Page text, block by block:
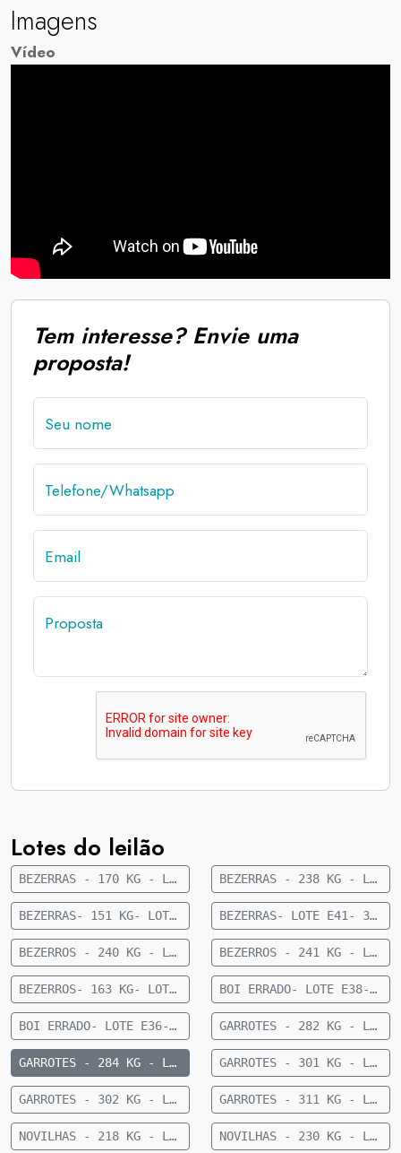
Imagens
Vídeo
Tem interesse? Envie uma
proposta!
Seu nome
Telefone/Whatsapp
Email
Proposta
Lotes do leilão
BEZERRAS - 170 KG - LOTE E05 - 41 FÊMEAS NELORE 8 A 10 MESES - 170 KG - 35 KM DE CAMAPUÃ BEZERRAS - 238 KG - LOTE E35- 24 FÊMEAS 1/2 CRUZAMENTO INDUSTRIAL 9 MESES- 238 KG- 56 KM DE FIGUEIRÃO
BEZERRAS- 151 KG- LOTE E62- 36 FEMEAS NELORE- 8 A 10 MESES- 151 KG- 70 KM DE CAMAPUA SENTIDO PARAISO DAS AGUAS BEZERRAS- LOTE E41- 30 FÊMEAS NELORE 10 A 12 MESES- 192 KG- 84 KM DE CAMAPUÃ
BEZERROS - 240 KG - LOTE E34- 36 MACHOS 1/2 SANGUE CRUZAMENTO INDUSTRIAL 9 MESES- 240 KG- 56 KM DE FIGUEIRÃO BEZERROS - 241 KG - LOTE E96 - 36 MACHOS SENDO 11 ANGUS E 25 NELORE - 8 A 10 MESES - 241 KG - 77 KM DE CAMAPUÃ SENTIDO PARAÍSO DAS ÁGUAS
BEZERROS- 163 KG- LOTE E23- 45 MACHOS NELORE- 8 A 10 MESES- 163 KG- 70 KM DE CAMAPUA SENTIDO PARAISO DAS AGUAS BOI ERRADO- LOTE E38- 12 MACHOS NELORE- 18 A 20 MESES- 615 KG - 27 KM DE CAMAPUÃ
BOI ERRADO- LOTE E36- 16 MACHOS NELORE- 18 A 20 MESES- 449 KG - 27 KM DE CAMAPUÃ GARROTES - 282 KG - LOTE E03 - 34 MACHOS CRUZADOS 15 MESES - 282 KG - 60 KM DE CAMAPUÃ
GARROTES - 284 KG - LOTE E02 - 28 MACHOS NELORE 15 MESES - 284 KG - 60 KM DE CAMAPUÃ GARROTES - 301 KG - LOTE E01 - 64 MACHOS NELORE 15 MESES - 301 KG - 60 KM DE CAMAPUÃ
GARROTES - 302 KG - LOTE E04 - 27 MACHOS ANGUS 15 MESES - 302 KG - 60 KM DE CAMAPUÃ GARROTES - 311 KG - LOTE E99 - 37 MACHOS NELORE 15 A 20 MESES - 311 KG - 60 KM DE CAMAPUÃ
NOVILHAS - 218 KG - LOTE E09 - 21 FÊMEAS ANELORADAS 12 A 15 MESES - 218 KG - 35 KM DE CAMAPUÃ NOVILHAS - 230 KG - LOTE E31- 26 FÊMEAS ANELORADAS 12 A 15 MESES- 230 KG- 73 KM DE CAMAPUÃ